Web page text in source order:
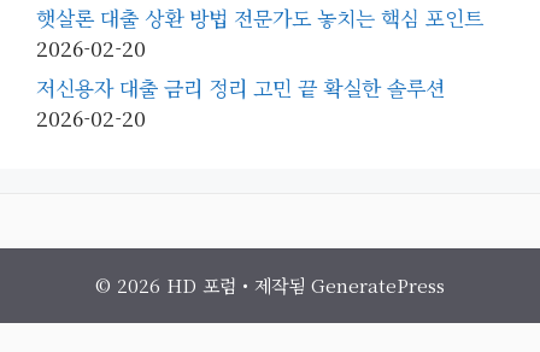
햇살론 대출 상환 방법 전문가도 놓치는 핵심 포인트
2026-02-20
저신용자 대출 금리 정리 고민 끝 확실한 솔루션
2026-02-20
© 2026 HD 포럼 • 제작됨 GeneratePress